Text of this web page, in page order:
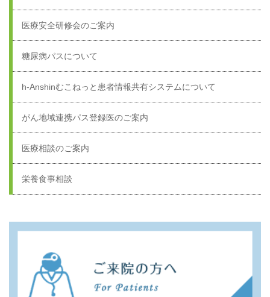
医療安全研修会のご案内
糖尿病パスについて
h-Anshinむこねっと患者情報共有システムについて
がん地域連携パス登録医のご案内
医療相談のご案内
栄養食事相談